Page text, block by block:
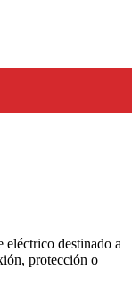
destinado a
protección o